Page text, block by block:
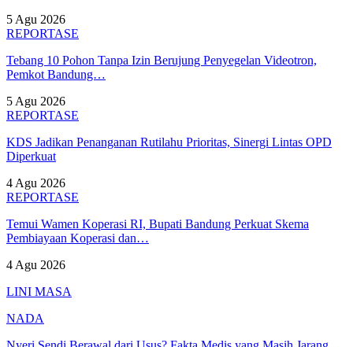
5 Agu 2026
REPORTASE
Tebang 10 Pohon Tanpa Izin Berujung Penyegelan Videotron,
Pemkot Bandung…
5 Agu 2026
REPORTASE
KDS Jadikan Penanganan Rutilahu Prioritas, Sinergi Lintas OPD
Diperkuat
4 Agu 2026
REPORTASE
Temui Wamen Koperasi RI, Bupati Bandung Perkuat Skema
Pembiayaan Koperasi dan…
4 Agu 2026
LINI MASA
NADA